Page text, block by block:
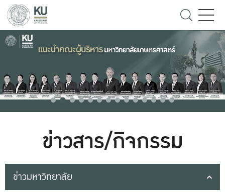
ข่าวสาร/กิจกรรม
ข่าวมหาวิทยาลัย